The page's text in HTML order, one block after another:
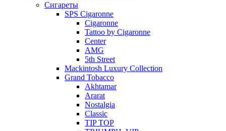
Cигареты
SPS Cigaronne
Сigaronne
Tattoo by Cigaronne
Center
AMG
5th Street
Mackintosh Luxury Collection
Grand Tobacco
Akhtamar
Ararat
Nostalgia
Classic
TIP TOP